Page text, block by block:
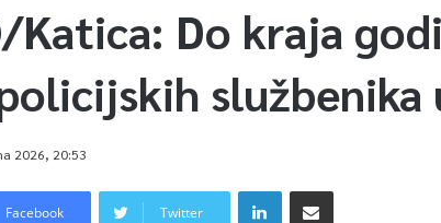
Katica: Do kraja
službenika
2026, 20:53
Facebook Twitter